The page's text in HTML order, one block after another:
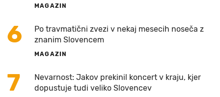
MAGAZIN
6
Po travmatični zvezi v nekaj mesecih noseča z
znanim Slovencem
MAGAZIN
7
Nevarnost: Jakov prekinil koncert v kraju, kjer
dopustuje tudi veliko Slovencev